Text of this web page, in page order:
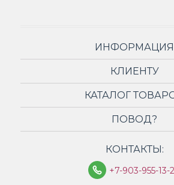
ИНФОРМАЦИЯ
КЛИЕНТУ
КАТАЛОГ
ПОВОД?
КОНТАКТЫ:
+7-903-955-13-